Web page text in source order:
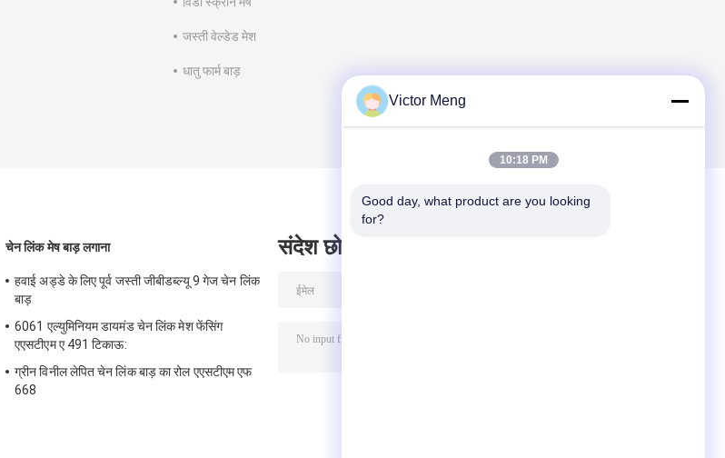
जस्ती वेल्डेड मेश
धातु फार्म बाड़
चेन लिंक मेष बाड़ लगाना
हवाई अड्डे के लिए पूर्व जस्ती जीबीडब्ल्यू 9 गेज चेन लिंक
बाड़
6061 एल्युमिनियम डायमंड चेन लिंक मेश फेंसिंग
एएसटीएम ए 491 टिकाऊ:
ग्रीन विनील लेपित चेन लिंक बाड़ का रोल एएसटीएम एफ
668
संदेश छोड़ दो
Victor Meng
10:18 PM
Good day, what product are you looking
for?